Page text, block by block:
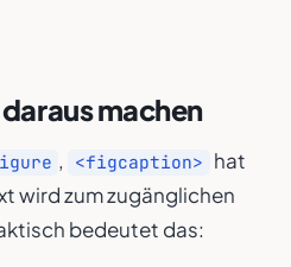
machen
, <figcaption> hat
wird zum zugänglichen
bedeutet das: